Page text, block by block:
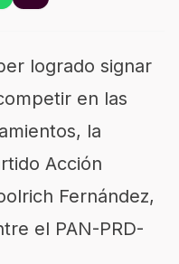
logrado signar
en las
la
Acción
Fernández,
el PAN-PRD-